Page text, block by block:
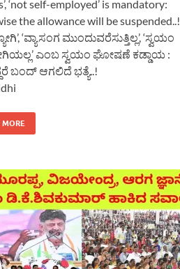
‘not self-employed’ is mandatory:
the allowance will be suspended..!
‘ವ್ಯಾಸಂಗ ಮುಂದುವರೆಸುತ್ತಿಲ್ಲ’, ‘ಸ್ವಯಂ
ಎಂಬ ಸ್ವಯಂ ಘೋಷಣೆ ಕಡ್ಡಾಯ :
ಬಂದ್ ಆಗಲಿದೆ ಭತ್ಯೆ..!
MORE